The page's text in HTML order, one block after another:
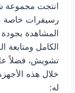
انتجت مجموعة
الكامل ومتابعة
تشويش، فضلاً
خلال هذه
له: